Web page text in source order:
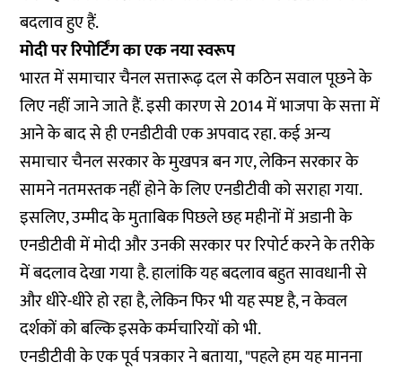
बदलाव हुए हैं.
मोदी पर रिपोर्टिंग का एक नया स्वरूप
भारत में समाचार चैनल सत्तारूढ़ दल से कठिन सवाल पूछने के
लिए नहीं जाने जाते हैं. इसी कारण से 2014 में भाजपा के सत्ता में
आने के बाद से ही एनडीटीवी एक अपवाद रहा. कई अन्य
समाचार चैनल सरकार के मुखपत्र बन गए, लेकिन सरकार के
सामने नतमस्तक नहीं होने के लिए एनडीटीवी को सराहा गया.
इसलिए, उम्मीद के मुताबिक पिछले छह महीनों में अडानी के
एनडीटीवी में मोदी और उनकी सरकार पर रिपोर्ट करने के तरीके
में बदलाव देखा गया है. हालांकि यह बदलाव बहुत सावधानी से
और धीरे-धीरे हो रहा है, लेकिन फिर भी यह स्पष्ट है, न केवल
दर्शकों को बल्कि इसके कर्मचारियों को भी.
एनडीटीवी के एक पूर्व पत्रकार ने बताया, "पहले हम यह मानना